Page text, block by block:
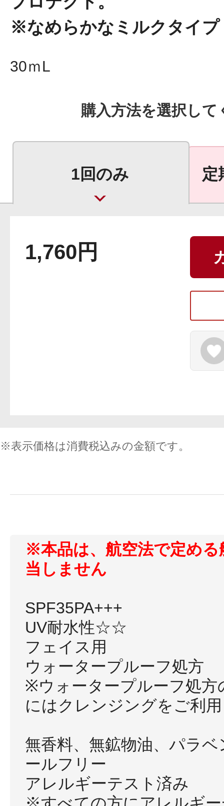
スキンケア
メイクアップ
健康食品／サプ
※なめらかなミルクタイプ
30ｍL
購入方法を選択して
1回のみ 定
1,760円
※表示価格は消費税込みの金額です。
※本品は、航空法で定める
当しません
SPF35PA+++
UV耐水性☆☆
フェイス用
ウォータープルーフ処方
※ウォータープルーフ処方
にはクレンジングをご利
無香料、無鉱物油、パラ
ールフリー
アレルギーテスト済み